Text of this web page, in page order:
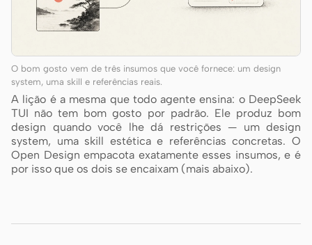
O bom gosto vem de três insumos que você fornece: um design
system, uma skill e referências reais.
A lição é a mesma que todo agente ensina: o DeepSeek
TUI não tem bom gosto por padrão. Ele produz bom
design quando você lhe dá restrições — um design
system, uma skill estética e referências concretas. O
Open Design empacota exatamente esses insumos, e é
por isso que os dois se encaixam (mais abaixo).